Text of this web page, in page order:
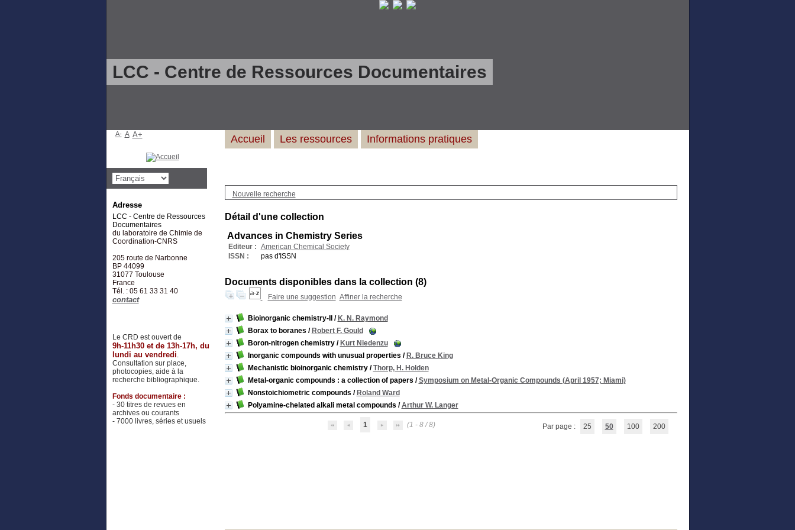
LCC - Centre de Ressources Documentaires
Nouvelle recherche
Détail d'une collection
Advances in Chemistry Series
Editeur : American Chemical Society
ISSN :
pas d'ISSN
Documents disponibles dans la collection (8)
Faire une suggestion Affiner la recherche
Bioinorganic chemistry-II / K. N. Raymond
Borax to boranes / Robert F. Gould
Boron-nitrogen chemistry/ Kurt Niedenzu
Inorganic compounds with unusual properties / R. Bruce King
Mechanistic bioinorganic chemistry/Thorp, H. Holden
Metal-organic compounds : a collection of papers /Symposium on Metal-Organic Compounds (April 1957; Miami)
Nonstoichiometric compounds / Roland Ward
Polyamine-chelated alkali metal compounds /Arthur W. Langer
1 (1 - 8 / 8) Par page : 25 50 100 200
Accueil Les ressources Informations pratiques
A- A A+
Adresse
LCC - Centre de Ressources
Documentaires
du laboratoire de Chimie de
Coordination-CNRS
205 route de Narbonne
BP 44099
31077 Toulouse
France
Tél. : 05 61 33 31 40
contact
Le CRD est ouvert de
9h-11h30 et de 13h-17h, du
lundi au vendredi.
Consultation sur place,
photocopies, aide à la
recherche bibliographique.
Fonds documentaire :
- 30 titres de revues en
archives ou courants
- 7000 livres, séries et usuels